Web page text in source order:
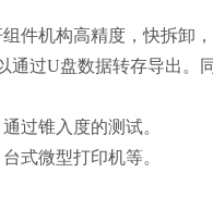
件机构高精度，快拆卸
过U盘数据转存导出。
过锥入度的测试。
式微型打印机等。